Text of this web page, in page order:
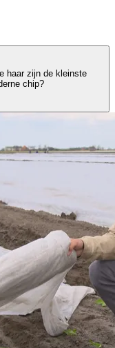
haar zijn de kleinste
chip?